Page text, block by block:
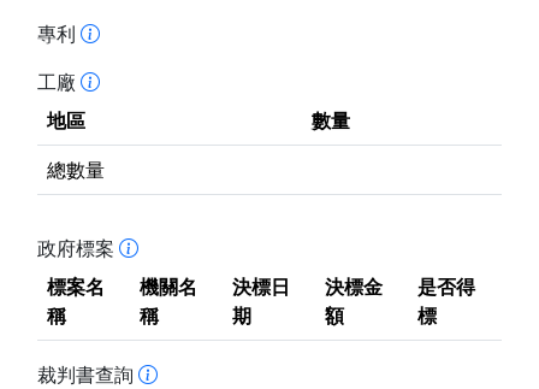
專利
工廠
地區
數量
總數量
政府標案
標案名
稱
機關名
稱
決標日
期
決標金
額
是否得
標
裁判書查詢